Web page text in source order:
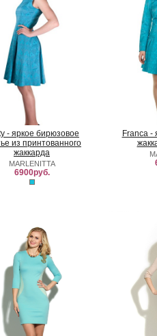
- яркое бирюзовое
из принтованного
жаккарда
MARLENITTA
6900руб.
Franca -